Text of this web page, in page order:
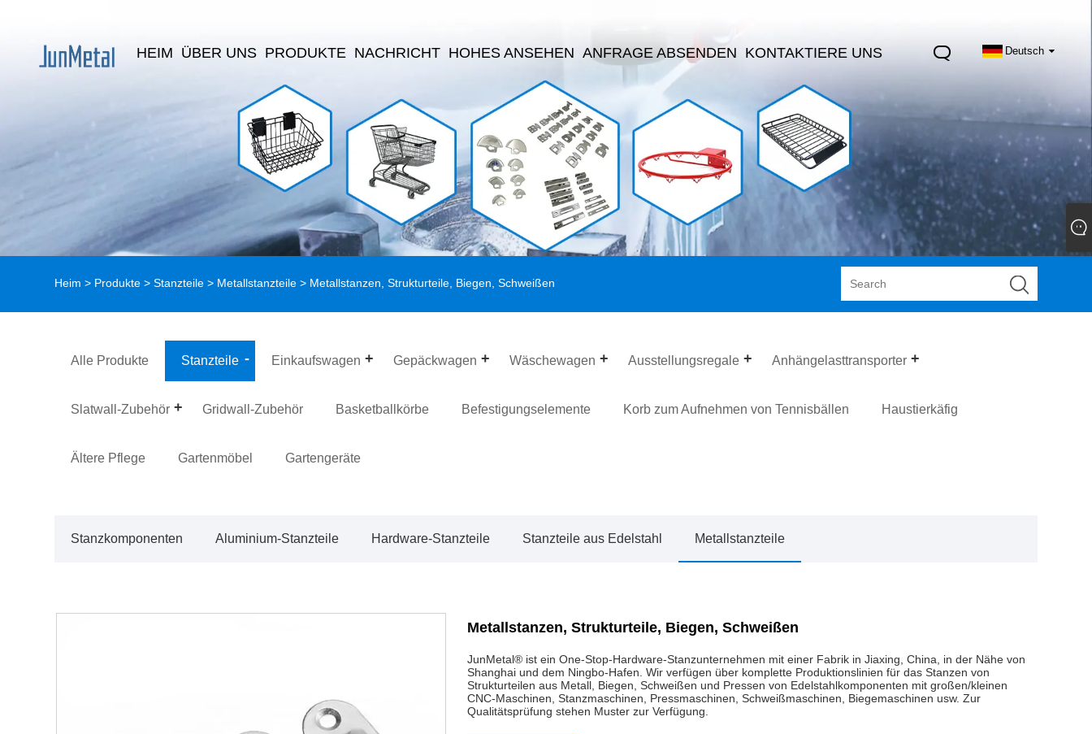
Deutsch
HEIM ÜBER UNS PRODUKTE NACHRICHT HOHES ANSEHEN ANFRAGE ABSENDEN KONTAKTIERE UNS
Heim > Produkte >Stanzteile > Metallstanzteile > Metallstanzen, Strukturteile, Biegen, Schweißen
Alle Produkte Stanzteile Einkaufswagen Gepäckwagen Wäschewagen Ausstellungsregale Anhängelasttransporter
Slatwall-Zubehör Gridwall-Zubehör Basketballkörbe Befestigungselemente Korb zum Aufnehmen von Tennisbällen Haustierkäfig
Ältere Pflege Gartenmöbel Gartengeräte
Stanzkomponenten Aluminium-Stanzteile Hardware-Stanzteile Stanzteile aus Edelstahl Metallstanzteile
Metallstanzen, Strukturteile, Biegen, Schweißen
JunMetal® ist ein One-Stop-Hardware-Stanzunternehmen mit einer Fabrik in Jiaxing, China, in der Nähe von
Shanghai und dem Ningbo-Hafen. Wir verfügen über komplette Produktionslinien für das Stanzen von
Strukturteilen aus Metall, Biegen, Schweißen und Pressen von Edelstahlkomponenten mit großen/kleinen
CNC-Maschinen, Stanzmaschinen, Pressmaschinen, Schweißmaschinen, Biegemaschinen usw. Zur
Qualitätsprüfung stehen Muster zur Verfügung.